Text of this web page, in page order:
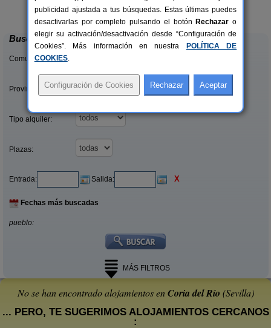
desde15 €
Carmona (Sevilla)
Buscar
Comunidades:
Provincias/Islas:
Tipo alquiler:
Plazas:
Entrada: Salida: X
Fechas más buscadas
pueblo:
MÁS FILTROS
No se han encontrado alojamientos enCoria del Río (Sevilla)
... PERO, TE SUGERIMOS ALOJAMIENTOS CERCANOS
:
publicidad ajustada a tus búsquedas. Estas últimas puedes
desactivarlas por completo pulsando el botón Rechazar o
elegir su activación/desactivación desde “Configuración de
Cookies”. Más información en nuestra
POLÍTICA DE
COOKIES.